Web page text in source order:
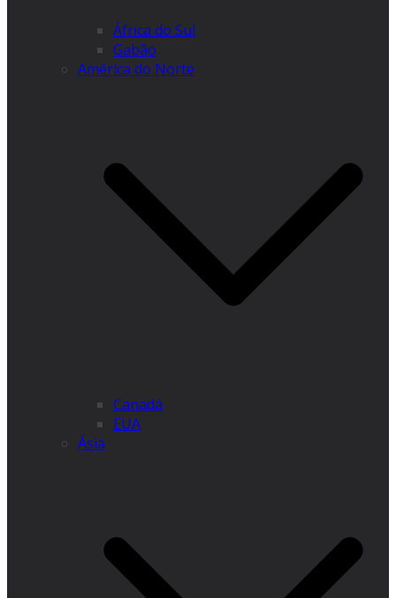
África do Sul
Gabão
América do Norte
Canadá
EUA
Ásia